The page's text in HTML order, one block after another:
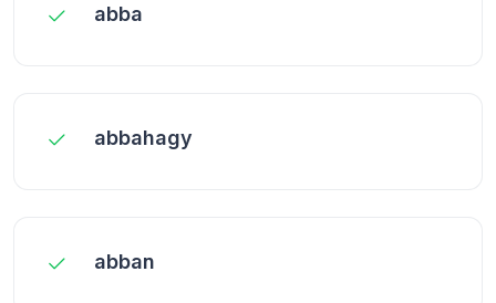
abba
abbahagy
abban